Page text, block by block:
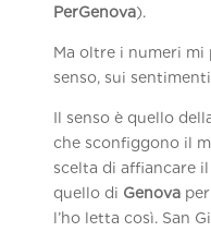
PerGenova).
Ma oltre i numeri mi
senso, sui
Il senso è quello
che sconfiggono il
scelta di affiancare
quello di Genova
l’ho letta così. San